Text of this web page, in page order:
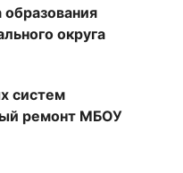
округа
систем
ремонт МБОУ